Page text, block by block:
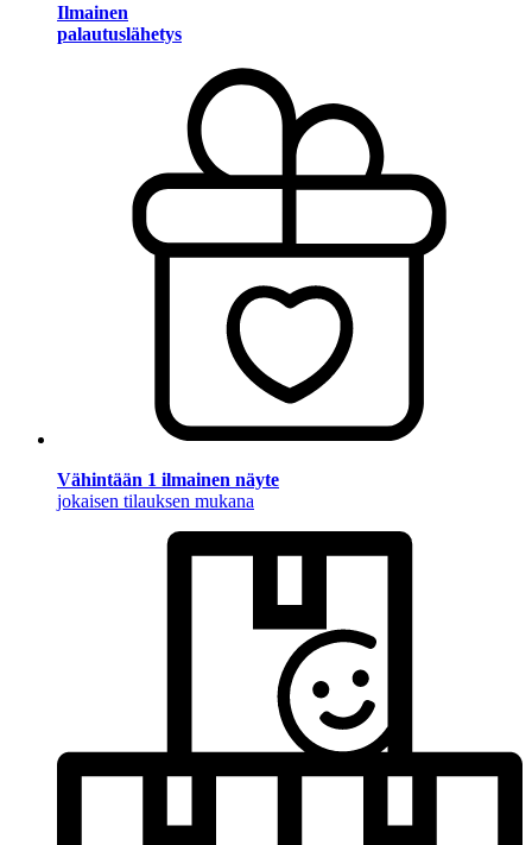
Ilmainen
palautuslähetys
Vähintään 1 ilmainen näyte
jokaisen tilauksen mukana